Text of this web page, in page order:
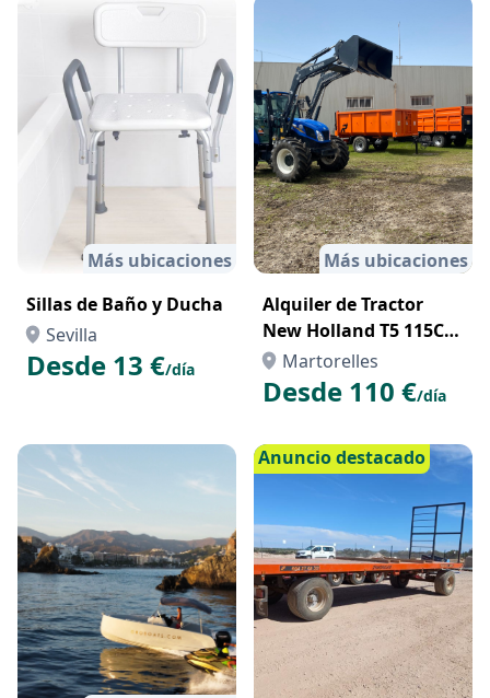
Más ubicaciones
Sillas de Baño y Ducha
Sevilla
Desde 13 €/día
Más ubicaciones
Alquiler de Tractor
New Holland T5 115CV
con Pala
Martorelles
Desde 110 €/día
Anuncio destacado